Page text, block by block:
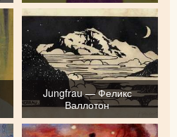
Jungfrau — Феликс
Валлотон